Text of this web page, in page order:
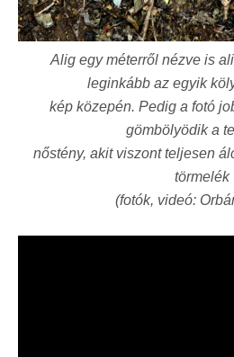
Alig egy méterről nézve is
leginkább az egyik
kép közepén. Pedig a fotó
gömbölyödik a
nőstény, akit viszont teljesen
törmelék
(fotók, videó: